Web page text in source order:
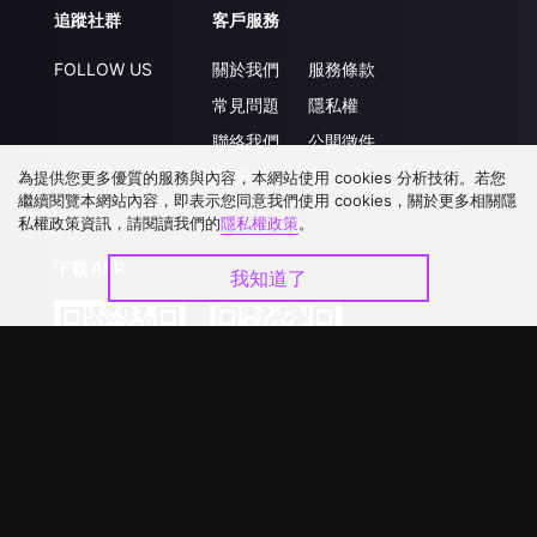
追蹤社群
FOLLOW US
客戶服務
關於我們
常見問題
聯絡我們
升級VIP
服務條款
隱私權
公開徵件
合作洽談
為提供您更多優質的服務與內容，本網站使用 cookies 分析技術。若您
繼續閱覽本網站內容，即表示您同意我們使用 cookies，關於更多相關隱
私權政策資訊，請閱讀我們的隱私權政策。
我知道了